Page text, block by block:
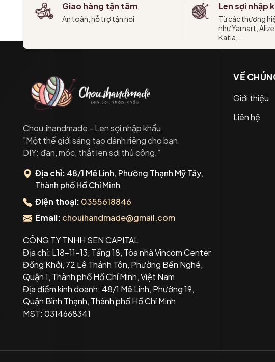
Giao hàng tận tâm
An toàn, hỗ trợ tận nơi
Len sợi nhập
Từ các thương
như Yarnart,
Katia,...
Chou.ihandmade - Len sợi nhập khẩu
"Một thế giới sáng tạo dành riêng cho bạn.
DIY: đan, móc, thắt len sợi thủ công.”
Địa chỉ: 48/1 Mê Linh, Phường Thạnh Mỹ Tây,
Thành phố Hồ Chí Minh
Điện thoại: 0355618846
Email: chouihandmade@gmail.com
CÔNG TY TNHH SEN CAPITAL
Địa chỉ: L18-11-13, Tầng 18, Tòa nhà Vincom Center
Đồng Khởi, 72 Lê Thánh Tôn, Phường Bến Nghé,
Quận 1, Thành phố Hồ Chí Minh, Việt Nam
Địa điểm kinh doanh: 48/1 Mê Linh, Phường 19,
Quận Bình Thạnh, Thành phố Hồ Chí Minh
MST: 0314668341
VỀ
Giới thiệu
Liên hệ